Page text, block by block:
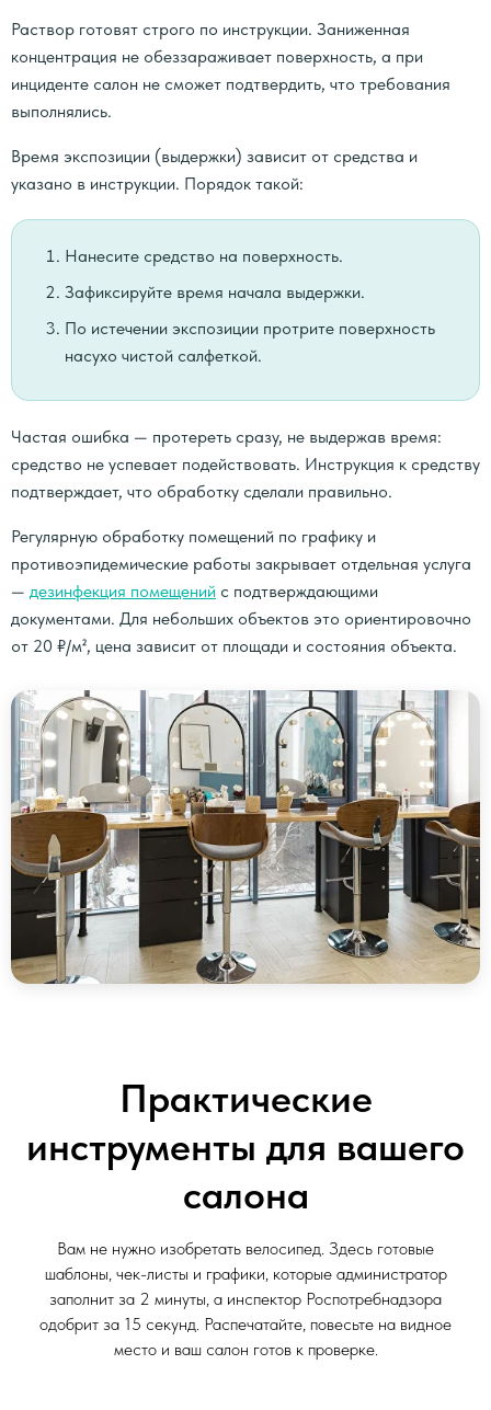
Раствор готовят строго по инструкции. Заниженная
концентрация не обеззараживает поверхность, а при
инциденте салон не сможет подтвердить, что требования
выполнялись.
Время экспозиции (выдержки) зависит от средства и
указано в инструкции. Порядок такой:
Нанесите средство на поверхность.
Зафиксируйте время начала выдержки.
По истечении экспозиции протрите поверхность
насухо чистой салфеткой.
Частая ошибка — протереть сразу, не выдержав время:
средство не успевает подействовать. Инструкция к средству
подтверждает, что обработку сделали правильно.
Регулярную обработку помещений по графику и
противоэпидемические работы закрывает отдельная услуга
— дезинфекция помещений с подтверждающими
документами. Для небольших объектов это ориентировочно
от 20 ₽/м², цена зависит от площади и состояния объекта.
Практические
инструменты для вашего
салона
Вам не нужно изобретать велосипед. Здесь готовые
шаблоны, чек-листы и графики, которые администратор
заполнит за 2 минуты, а инспектор Роспотребнадзора
одобрит за 15 секунд. Распечатайте, повесьте на видное
место и ваш салон готов к проверке.